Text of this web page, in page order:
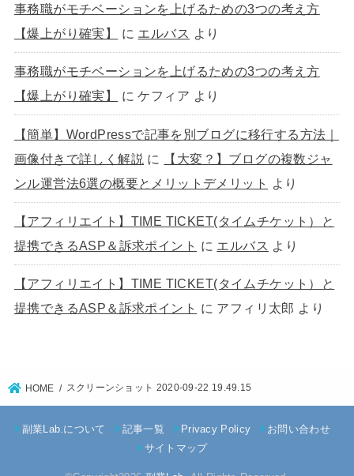
事務職がモチベーションを上げるための3つの考え方
【爆上がり確実】
に エルバス より
事務職がモチベーションを上げるための3つの考え方
【爆上がり確実】
にケフィア より
【簡単】WordPressで記事を別ブログに移行する方法｜
画像付きで詳しく解説 に
【大変？】ブログの複数ジャ
ンル運営法6選の概要とメリットデメリット
より
【アフィリエイト】TIME TICKET(タイムチケット）と
提携できるASP＆訴求ポイント に エルバス より
【アフィリエイト】TIME TICKET(タイムチケット）と
提携できるASP＆訴求ポイント に アフィリ太郎 より
HOME スクリーンショット 2020-09-22 19.49.15
副業Lab.について 記事一覧 Privacy Policy
お問い合わせ
サイトマップ